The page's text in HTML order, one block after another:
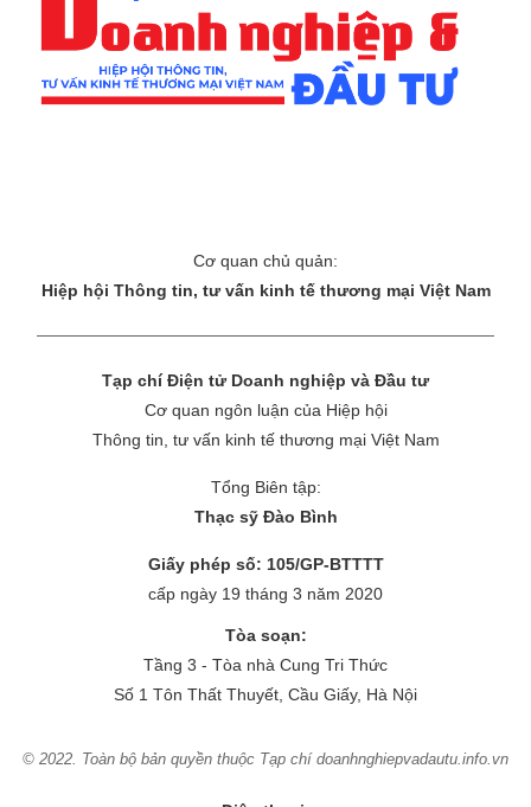
Cơ quan chủ quản:
Hiệp hội Thông tin, tư vấn kinh tế thương mại Việt Nam
Tạp chí Điện tử Doanh nghiệp và Đầu tư
Cơ quan ngôn luận của Hiệp hội
Thông tin, tư vấn kinh tế thương mại Việt Nam
Tổng Biên tập:
Thạc sỹ Đào Bình
Giấy phép số: 105/GP-BTTTT
cấp ngày 19 tháng 3 năm 2020
Tòa soạn:
Tầng 3 - Tòa nhà Cung Tri Thức
Số 1 Tôn Thất Thuyết, Cầu Giấy, Hà Nội
© 2022. Toàn bộ bản quyền thuộc Tạp chí doanhnghiepvadautu.info.vn